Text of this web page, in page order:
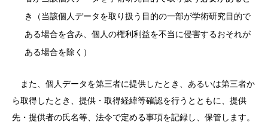
き（当該個人データを取り扱う目的の一部が学術研究目的で
ある場合を含み、個人の権利利益を不当に侵害するおそれが
ある場合を除く）
また、個人データを第三者に提供したとき、あるいは第三者か
ら取得したとき、提供・取得経緯等確認を行うとともに、提供
先・提供者の氏名等、法令で定める事項を記録し、保管します。